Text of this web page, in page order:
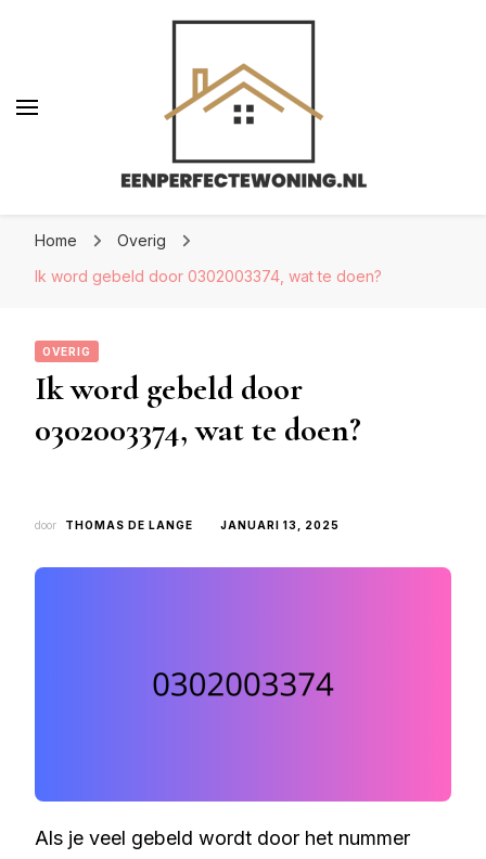
Home
Overig
Ik word gebeld door 0302003374, wat te doen?
OVERIG
Ik word gebeld door
0302003374, wat te doen?
door THOMAS DE LANGE JANUARI 13, 2025
Als je veel gebeld wordt door het nummer